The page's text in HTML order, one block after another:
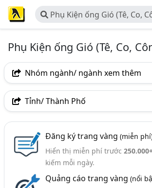
Phụ Kiện ống Gió (Tê, Co,
Cút,..)
Phụ Kiện ống Gió (Tê, Co,
Nhóm ngành/ ngành xem thêm
Ngành nghề
Ngành xem thêm
Ống Gió (Xoắn, Vuông, Tròn, Lạnh,.) (245)
(199)
Tỉnh/ Thành Phố
Bình Dương
Tp. Đà Nẵng
TP.
Hưng Yên
Phú Thọ
Quảng Ninh
Thái Bình
Đăng ký trang vàng (miễn
Hiển thị miễn phí trước
kiếm mỗi ngày.
Quảng cáo trang vàng (nổi